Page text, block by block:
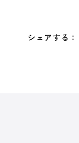
シェアする：